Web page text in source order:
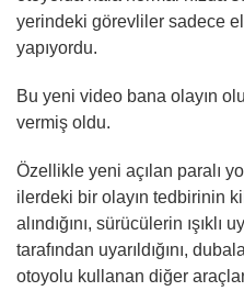
yerindeki görevliler sadece
yapıyordu.
Bu yeni video bana olayın
vermiş oldu.
Özellikle yeni açılan paralı
ilerdeki bir olayın tedbirinin
alındığını, sürücülerin ışıklı
tarafından uyarıldığını,
otoyolu kullanan diğer